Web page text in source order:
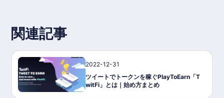
関連記事
2022-12-31
ツイートでトークンを稼ぐPlayToEarn「T
witFi」とは｜始め方まとめ